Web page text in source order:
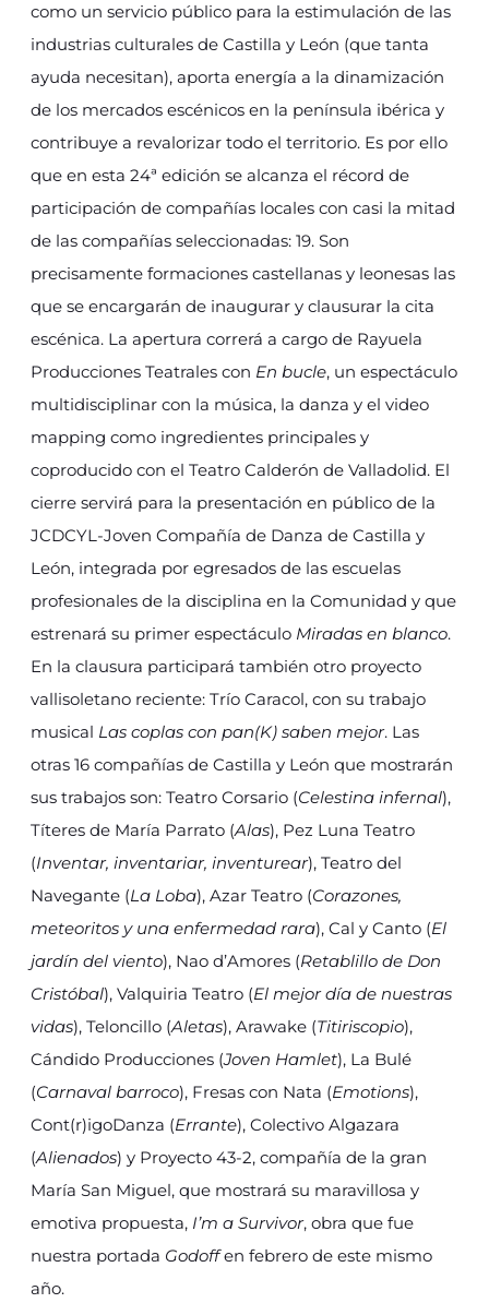
como un servicio público para la estimulación de las
industrias culturales de Castilla y León (que tanta
ayuda necesitan), aporta energía a la dinamización
de los mercados escénicos en la península ibérica y
contribuye a revalorizar todo el territorio. Es por ello
que en esta 24ª edición se alcanza el récord de
participación de compañías locales con casi la mitad
de las compañías seleccionadas: 19. Son
precisamente formaciones castellanas y leonesas las
que se encargarán de inaugurar y clausurar la cita
escénica. La apertura correrá a cargo de Rayuela
Producciones Teatrales con En bucle, un espectáculo
multidisciplinar con la música, la danza y el video
mapping como ingredientes principales y
coproducido con el Teatro Calderón de Valladolid. El
cierre servirá para la presentación en público de la
JCDCYL-Joven Compañía de Danza de Castilla y
León, integrada por egresados de las escuelas
profesionales de la disciplina en la Comunidad y que
estrenará su primer espectáculo Miradas en blanco.
En la clausura participará también otro proyecto
vallisoletano reciente: Trío Caracol, con su trabajo
musical Las coplas con pan(K) saben mejor. Las
otras 16 compañías de Castilla y León que mostrarán
sus trabajos son: Teatro Corsario (Celestina infernal),
Títeres de María Parrato (Alas), Pez Luna Teatro
(Inventar, inventariar, inventurear), Teatro del
Navegante (La Loba), Azar Teatro (Corazones,
meteoritos y una enfermedad rara), Cal y Canto (El
jardín del viento), Nao d’Amores (Retablillo de Don
Cristóbal), Valquiria Teatro (El mejor día de nuestras
vidas), Teloncillo (Aletas), Arawake (Titiriscopio),
Cándido Producciones (Joven Hamlet), La Bulé
(Carnaval barroco), Fresas con Nata (Emotions),
Cont(r)igoDanza (Errante), Colectivo Algazara
(Alienados) y Proyecto 43-2, compañía de la gran
María San Miguel, que mostrará su maravillosa y
emotiva propuesta, I’m a Survivor, obra que fue
nuestra portada Godoffen febrero de este mismo
año.